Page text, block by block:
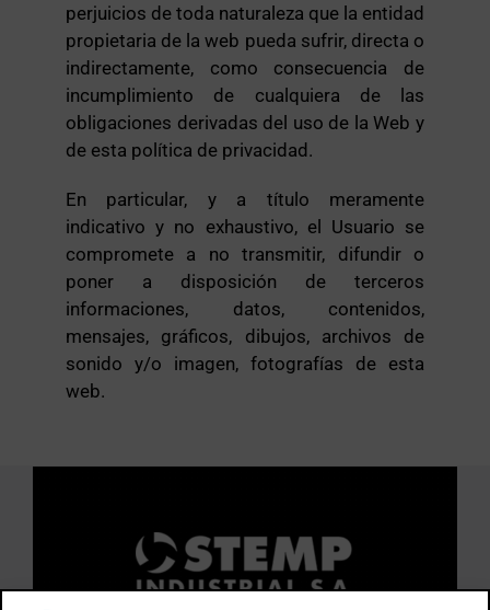
perjuicios de toda naturaleza que la entidad
propietaria de la web pueda sufrir, directa o
indirectamente, como consecuencia de
incumplimiento de cualquiera de las
obligaciones derivadas del uso de la Web y
de esta política de privacidad.
En particular, y a título meramente
indicativo y no exhaustivo, el Usuario se
compromete a no transmitir, difundir o
poner a disposición de terceros
informaciones, datos, contenidos,
mensajes, gráficos, dibujos, archivos de
sonido y/o imagen, fotografías de esta
web.